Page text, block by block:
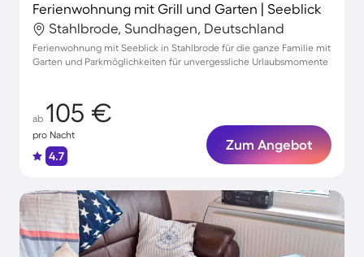
Ferienwohnung mit Grill und Garten | Seeblick
Stahlbrode, Sundhagen, Deutschland
Ferienwohnung mit Seeblick in Stahlbrode für die ganze Familie mit
Garten und Parkmöglichkeiten für unvergessliche Urlaubsmomente
ab 105 €
pro Nacht
4.7
Zum Angebot